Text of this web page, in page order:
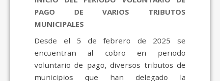
PAGO DE VARIOS TRIBUTOS
MUNICIPALES
Desde el 5 de febrero de 2025 se
encuentran al cobro en periodo
voluntario de pago, diversos tributos de
municipios que han delegado la